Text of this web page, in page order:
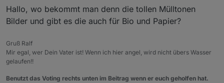
Hallo, wo bekommt man denn die tollen Mülltonen
Bilder und gibt es die auch für Bio und Papier?
Gruß Ralf
Mir egal, wer Dein Vater ist! Wenn ich hier angel, wird nicht übers Wasser
gelaufen!!
Benutzt das Voting rechts unten im Beitrag wenn er euch geholfen hat.